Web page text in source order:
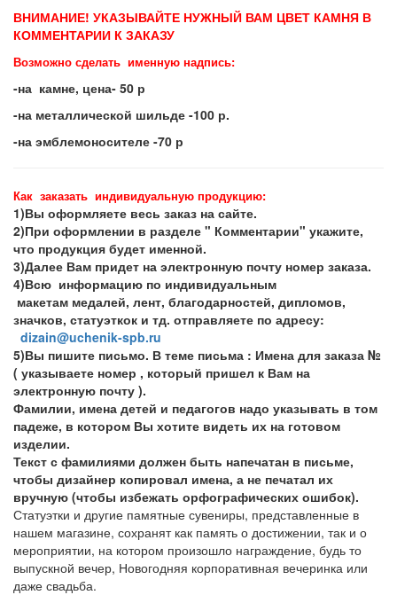
ВНИМАНИЕ! УКАЗЫВАЙТЕ НУЖНЫЙ ВАМ ЦВЕТ КАМНЯ В
КОММЕНТАРИИ К ЗАКАЗУ
Возможно сделать именную надпись:
-на камне, цена- 50 р
-на металлической шильде -100 р.
-на эмблемоносителе -70 р
Как заказать индивидуальную продукцию:
1)Вы оформляете весь заказ на сайте.
2)При оформлении в разделе " Комментарии" укажите,
что продукция будет именной.
3)Далее Вам придет на электронную почту номер заказа.
4)Всю информацию по индивидуальным
макетам медалей, лент, благодарностей, дипломов,
значков, статуэткок и тд. отправляете по адресу:
dizain@uchenik-spb.ru
5)Вы пишите письмо. В теме письма : Имена для заказа №
( указываете номер , который пришел к Вам на
электронную почту ).
Фамилии, имена детей и педагогов надо указывать в том
падеже, в котором Вы хотите видеть их на готовом
изделии.
Текст с фамилиями должен быть напечатан в письме,
чтобы дизайнер копировал имена, а не печатал их
вручную (чтобы избежать орфографических ошибок).
Статуэтки и другие памятные сувениры, представленные в
нашем магазине, сохранят как память о достижении, так и о
мероприятии, на котором произошло награждение, будь то
выпускной вечер, Новогодняя корпоративная вечеринка или
даже свадьба.